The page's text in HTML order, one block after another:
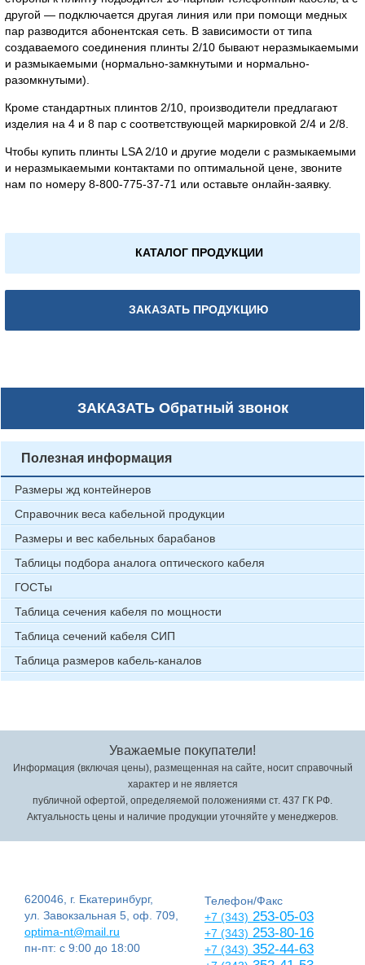
другой — подключается другая линия или при помощи медных
пар разводится абонентская сеть. В зависимости от типа
создаваемого соединения плинты 2/10 бывают неразмыкаемыми
и размыкаемыми (нормально-замкнутыми и нормально-
разомкнутыми).
Кроме стандартных плинтов 2/10, производители предлагают
изделия на 4 и 8 пар с соответствующей маркировкой 2/4 и 2/8.
Чтобы купить плинты LSA 2/10 и другие модели с размыкаемыми
и неразмыкаемыми контактами по оптимальной цене, звоните
нам по номеру 8-800-775-37-71 или оставьте онлайн-заявку.
КАТАЛОГ ПРОДУКЦИИ
ЗАКАЗАТЬ ПРОДУКЦИЮ
ЗАКАЗАТЬОбратный звонок
Полезная информация
Размеры жд контейнеров
Справочник веса кабельной продукции
Размеры и вес кабельных барабанов
Таблицы подбора аналога оптического кабеля
ГОСТы
Таблица сечения кабеля по мощности
Таблица сечений кабеля СИП
Таблица размеров кабель-каналов
Уважаемые покупатели!
Информация (включая цены), размещенная на сайте, носит справочный
характер и не является
публичной офертой, определяемой положениями ст. 437 ГК РФ.
Актуальность цены и наличие продукции уточняйте у менеджеров.
620046, г. Екатеринбург,
ул. Завокзальная 5, оф. 709,
optima-nt@mail.ru
пн-пт: с 9:00 до 18:00
Телефон/Факс
+7 (343) 253-05-03
+7 (343) 253-80-16
+7 (343) 352-44-63